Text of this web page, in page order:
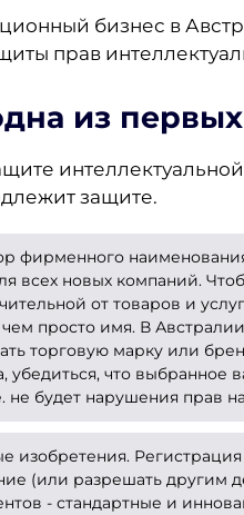
бизнес в
прав
из первых
защите.
фирменного
всех новых компаний.
от товаров и
просто имя. В
торговую марку или
убедиться, что выбранное
не будет нарушения прав
(или разрешать другим
- стандартные и